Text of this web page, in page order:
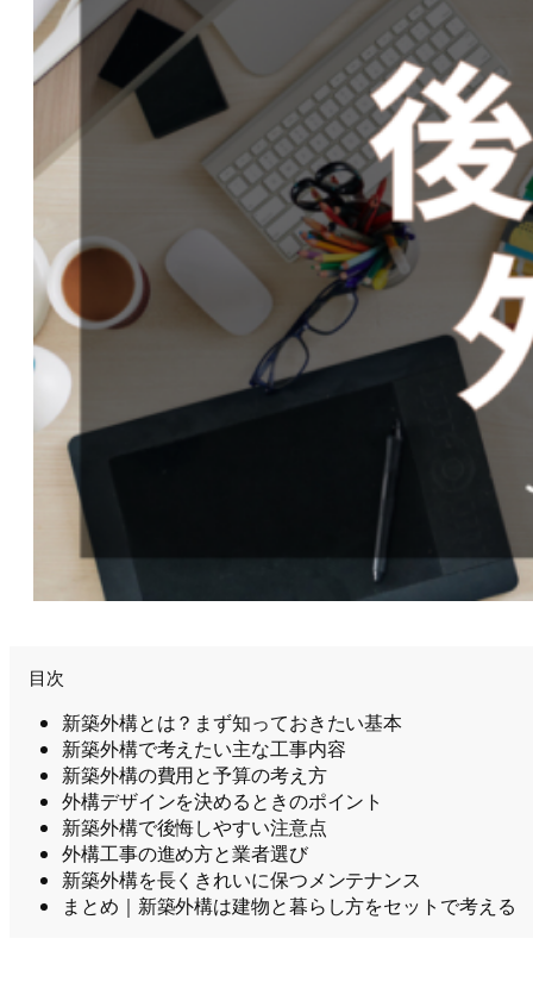
目次
新築外構とは？まず知っておきたい基本
新築外構で考えたい主な工事内容
新築外構の費用と予算の考え方
外構デザインを決めるときのポイント
新築外構で後悔しやすい注意点
外構工事の進め方と業者選び
新築外構を長くきれいに保つメンテナンス
まとめ｜新築外構は建物と暮らし方をセットで考える